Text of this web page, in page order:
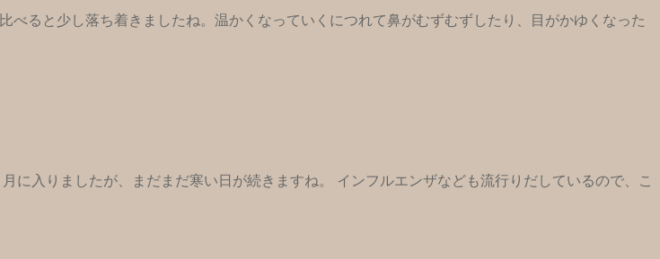
ると少し落ち着きましたね。温かくなっていくにつれて鼻がむずむずしたり、目がかゆくなった
に入りましたが、まだまだ寒い日が続きますね。 インフルエンザなども流行りだしているので、こ